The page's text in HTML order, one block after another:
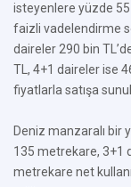
isteyenlere yüzde
faizli vadelendirme
daireler 290 bin
TL, 4+1 daireler ise
fiyatlarla satışa
Deniz manzaralı bir
135 metrekare, 3+1
metrekare net